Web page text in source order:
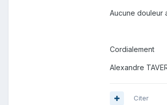
Aucune douleur
Cordialement
Alexandre
Citer